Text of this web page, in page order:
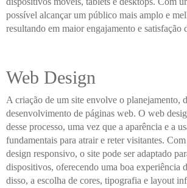
possível alcançar um público mais amplo e
resultando em maior engajamento e satisfação
Web Design
A criação de um site envolve o planejamento,
desenvolvimento de páginas web. O web
desse processo, uma vez que a aparência e a
fundamentais para atrair e reter visitantes.
design responsivo, o site pode ser adaptado
dispositivos, oferecendo uma boa experiência
disso, a escolha de cores, tipografia e layout